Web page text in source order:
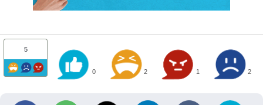
5
0 2 1 2